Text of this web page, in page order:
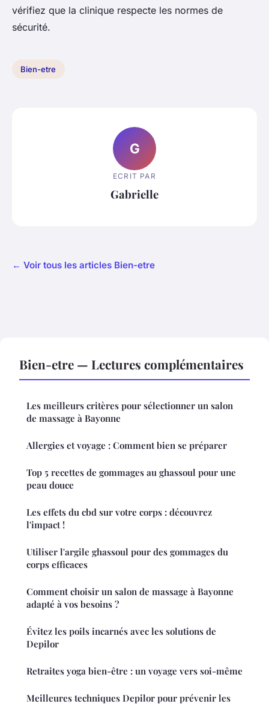
vérifiez que la clinique respecte les normes de
sécurité.
Bien-etre
G
ECRIT PAR
Gabrielle
← Voir tous les articles Bien-etre
Bien-etre — Lectures complémentaires
Les meilleurs critères pour sélectionner un salon
de massage à Bayonne
Allergies et voyage : Comment bien se préparer
Top 5 recettes de gommages au ghassoul pour une
peau douce
Les effets du cbd sur votre corps : découvrez
l'impact !
Utiliser l'argile ghassoul pour des gommages du
corps efficaces
Comment choisir un salon de massage à Bayonne
adapté à vos besoins ?
Évitez les poils incarnés avec les solutions de
Depilor
Retraites yoga bien-être : un voyage vers soi-même
Meilleures techniques Depilor pour prévenir les